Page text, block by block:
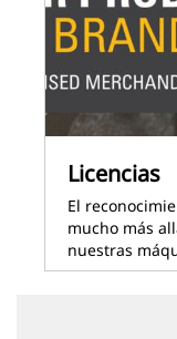
Licencias
El
mucho más
nuestras